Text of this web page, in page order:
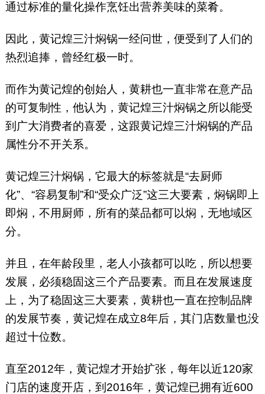
通过标准的量化操作烹饪出营养美味的菜肴。
因此，黄记煌三汁焖锅一经问世，便受到了人们的
热烈追捧，曾经红极一时。
而作为黄记煌的创始人，黄耕也一直非常在意产品
的可复制性，他认为，黄记煌三汁焖锅之所以能受
到广大消费者的喜爱，这跟黄记煌三汁焖锅的产品
属性分不开关系。
黄记煌三汁焖锅，它最大的标签就是“去厨师
化”、“容易复制”和“受众广泛”这三大要素，焖锅即上
即焖，不用厨师，所有的菜品都可以焖，无地域区
分。
并且，在年龄段里，老人小孩都可以吃，所以想要
发展，必须稳固这三个产品要素。而且在发展速度
上，为了稳固这三大要素，黄耕也一直在控制品牌
的发展节奏，黄记煌在成立8年后，其门店数量也没
超过十位数。
直至2012年，黄记煌才开始扩张，每年以近120家
门店的速度开店，到2016年，黄记煌已拥有近600